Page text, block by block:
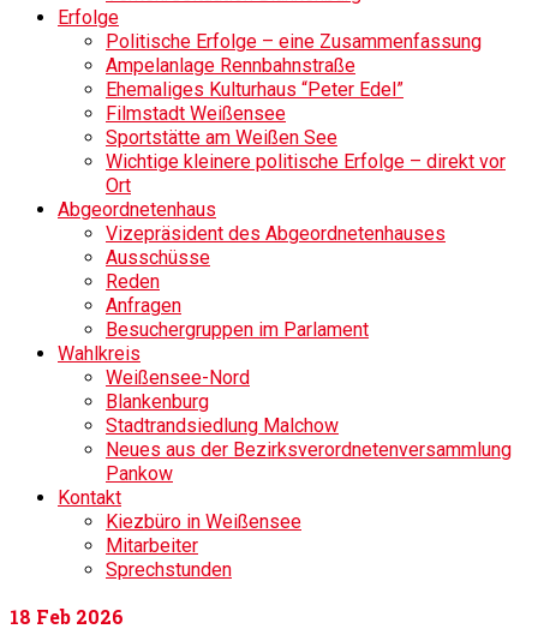
Erfolge
Politische Erfolge – eine Zusammenfassung
Ampelanlage Rennbahnstraße
Ehemaliges Kulturhaus “Peter Edel”
Filmstadt Weißensee
Sportstätte am Weißen See
Wichtige kleinere politische Erfolge – direkt vor
Ort
Abgeordnetenhaus
Vizepräsident des Abgeordnetenhauses
Ausschüsse
Reden
Anfragen
Besuchergruppen im Parlament
Wahlkreis
Weißensee-Nord
Blankenburg
Stadtrandsiedlung Malchow
Neues aus der Bezirksverordnetenversammlung
Pankow
Kontakt
Kiezbüro in Weißensee
Mitarbeiter
Sprechstunden
18 Feb 2026